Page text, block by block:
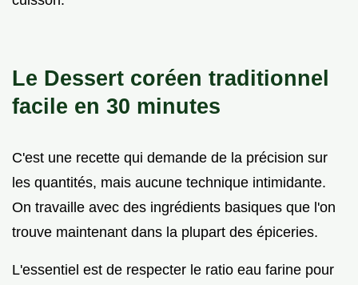
Le Dessert coréen traditionnel
facile en 30 minutes
C'est une recette qui demande de la précision sur
les quantités, mais aucune technique intimidante.
On travaille avec des ingrédients basiques que l'on
trouve maintenant dans la plupart des épiceries.
L'essentiel est de respecter le ratio eau farine pour